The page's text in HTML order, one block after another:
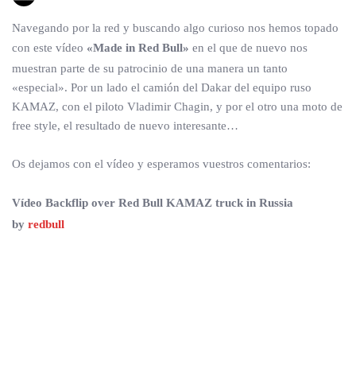
Navegando por la red y buscando algo curioso nos hemos topado
con este vídeo «Made in Red Bull» en el que de nuevo nos
muestran parte de su patrocinio de una manera un tanto
«especial». Por un lado el camión del Dakar del equipo ruso
KAMAZ, con el piloto Vladimir Chagin, y por el otro una moto de
free style, el resultado de nuevo interesante…
Os dejamos con el vídeo y esperamos vuestros comentarios:
Vídeo Backflip over Red Bull KAMAZ truck in Russia
by redbull